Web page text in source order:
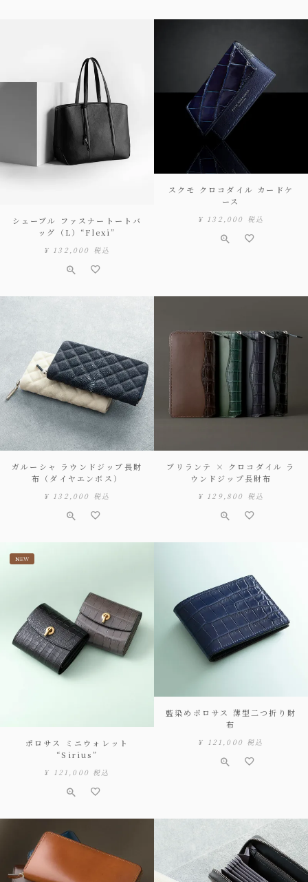
シェーブル ファスナートートバ
ッグ（L）“Flexi”
¥ 132,000 税込
スクモ クロコダイル カードケ
ース
¥ 132,000 税込
ガルーシャ ラウンドジップ長財
布（ダイヤエンボス）
¥ 132,000 税込
ブリランテ × クロコダイル ラ
ウンドジップ長財布
¥ 129,800 税込
NEW
ポロサス ミニウォレット
“Sirius”
¥ 121,000 税込
藍染めポロサス 薄型二つ折り財
布
¥ 121,000 税込